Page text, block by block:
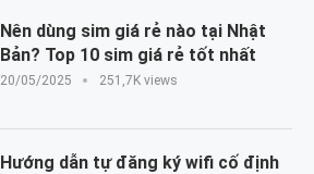
Nên dùng sim giá rẻ nào tại Nhật
Bản? Top 10 sim giá rẻ tốt nhất
20/05/2025 251,7K views
Hướng dẫn tự đăng ký wifi cố định